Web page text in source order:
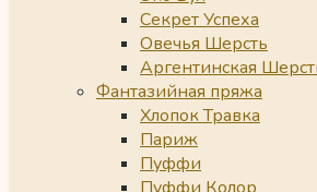
Секрет Успеха
Овечья Шерсть
Аргентинская
Фантазийная пряжа
Хлопок Травка
Париж
Пуффи